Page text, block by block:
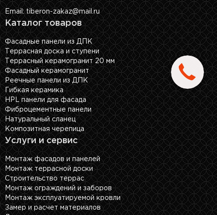
Email: tiberon-zakaz@mail.ru
Каталог товаров
Фасадные панели из ДПК
Террасная доска и ступени
Террасный керамогранит 20 мм
Фасадный керамогранит
Реечные панели из ДПК
Гибкая керамика
HPL панели для фасада
Фиброцементные панели
Натуральный сланец
Композитная черепица
Услуги и сервис
Монтаж фасадов и панелей
Монтаж террасной доски
Строительство террас
Монтаж ограждений и заборов
Монтаж эксплуатируемой кровли
Замер и расчет материалов